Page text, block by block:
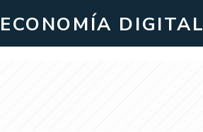
ECONOMÍA DIGITAL